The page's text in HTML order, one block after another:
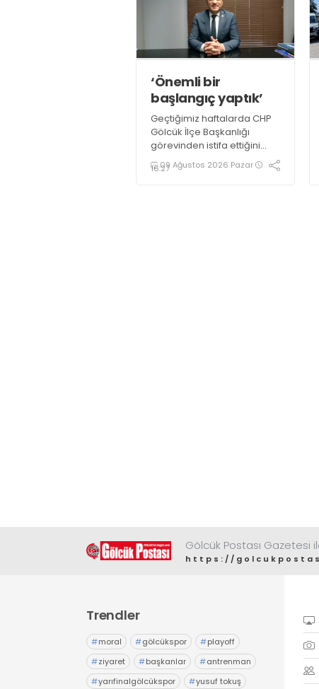
‘Önemli bir
başlangıç yaptık’
Geçtiğimiz haftalarda CHP
Gölcük İlçe Başkanlığı
görevinden istifa ettiğini
açıklayan Mehmet Uzuner,
Yeni Parti Gölcük İlçe
09 Ağustos 2026 Pazar
16:27
Gölcük Postası Gazetesi
https://
Trendler
#moral #gölcükspor #playoff
#ziyaret #başkanlar #antrenman
#yarıfinalgölcükspor #yusuf tokuş